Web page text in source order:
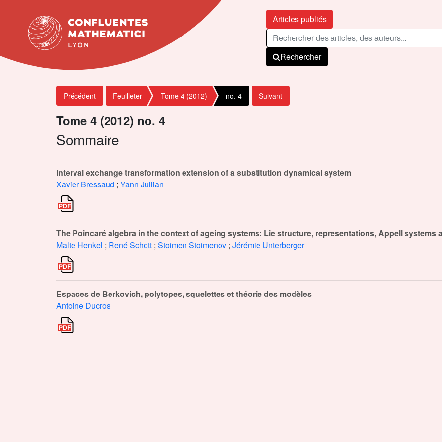
Articles publiés
Rechercher
Précédent Feuilleter Tome 4 (2012) no. 4 Suivant
Tome 4 (2012) no. 4
Sommaire
Interval exchange transformation extension of a substitution dynamical system
Xavier Bressaud ; Yann Jullian
The Poincaré algebra in the context of ageing systems: Lie structure, representations, Appell systems
Malte Henkel ; René Schott ; Stoimen Stoimenov ; Jérémie Unterberger
Espaces de Berkovich, polytopes, squelettes et théorie des modèles
Antoine Ducros